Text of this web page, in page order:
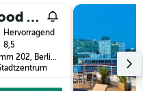
Hollywood Media Hotel
4
Hervorragend
8,5
Kurfürstendamm 202, Berlin, Deutschland